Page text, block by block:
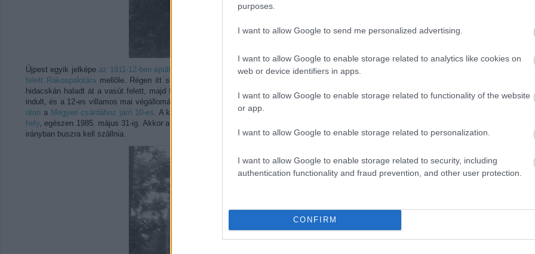
purposes.
I want to allow Google to send me personalized advertising.
I want to allow Google to enable storage related to analytics like cookies on
web or device identifiers in apps.
I want to allow Google to enable storage related to functionality of the website
or app.
I want to allow Google to enable storage related to personalization.
I want to allow Google to enable storage related to security, including
authentication functionality and fraud prevention, and other user protection.
CONFIRM
Újpest egyik jelképe az 1911-12-ben épült víztorony , mely ma is áll, bár a környezete erősen megváltozott. Például ma
kétszer két sávos közúti
felett Rákospalotáramellőle. Régen itt sorompó volt (illetve tulajdonképpen az ma is megvan) - legalábbis a közútnak és a gyalogosoknak,
hidacskán haladt át a vasút felett, majd folytatta az útját a palotai Fő úton. Ennek a felüljárónak a rámpáját láthatjuk itt egy 55-ös villamossal,
indult, és a 12-es villamos mai végállomásáig közlekedett, a Váci úton és az Árpád úton. Tőle balra egy csonkavágány látszik: ott
úton a Megyeri csárdához járó 10-es. A kis hidat 1971-ben zárták, majd bontották le, helyette 1974-ben adták át
a ma is létező felüljárót,
hely, egészen 1985. május 31-ig. Akkor a metróépítés miatt megszűnt az Árpád úti villamos, de a metró ma is csak Újpest Városközpontig ér,
irányban buszra kell szállnia.